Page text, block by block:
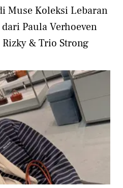
Muse Koleksi Lebaran
Paula Verhoeven
& Trio Strong